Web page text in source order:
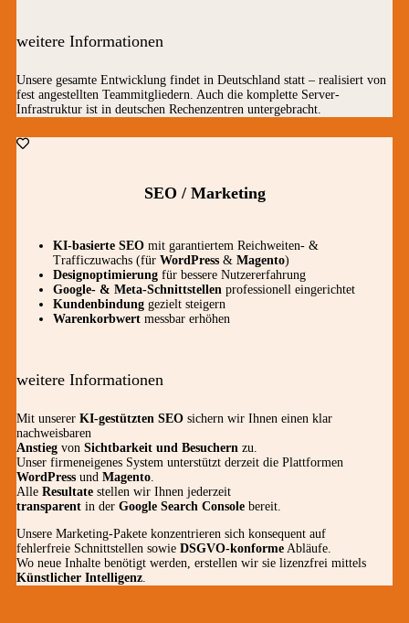
weitere Informationen
Unsere gesamte Entwicklung findet in Deutschland statt – realisiert von
fest angestellten Teammitgliedern. Auch die komplette Server-
Infrastruktur ist in deutschen Rechenzentren untergebracht.
SEO / Marketing
KI-basierte SEO mit garantiertem Reichweiten- &
Trafficzuwachs (für WordPress & Magento)
Designoptimierung für bessere Nutzererfahrung
Google- & Meta-Schnittstellen professionell eingerichtet
Kundenbindung gezielt steigern
Warenkorbwert messbar erhöhen
weitere Informationen
Mit unserer KI-gestützten SEO sichern wir Ihnen einen klar
nachweisbaren
Anstieg von Sichtbarkeit und Besuchern zu.
Unser firmeneigenes System unterstützt derzeit die Plattformen
WordPress und Magento.
Alle Resultate stellen wir Ihnen jederzeit
transparent in der Google Search Console bereit.
Unsere Marketing-Pakete konzentrieren sich konsequent auf
fehlerfreie Schnittstellen sowie DSGVO-konforme Abläufe.
Wo neue Inhalte benötigt werden, erstellen wir sie lizenzfrei mittels
Künstlicher Intelligenz.